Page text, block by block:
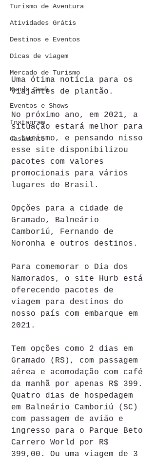
Turismo de Aventura
Atividades Grátis
Destinos e Eventos
Dicas de viagem
Mercado de Turismo
Mundo Geek
Eventos e Shows
Instagram
Casamento
Uma ótima notícia para os
viajantes de plantão.
No próximo ano, em 2021, a
situação estará melhor para
o turismo, e pensando nisso
esse site disponibilizou
pacotes com valores
promocionais para vários
lugares do Brasil.
Opções para a cidade de
Gramado, Balneário
Camboriú, Fernando de
Noronha e outros destinos.
Para comemorar o Dia dos
Namorados, o site Hurb está
oferecendo pacotes de
viagem para destinos do
nosso país com embarque em
2021.
Tem opções como 2 dias em
Gramado (RS), com passagem
aérea e acomodação com café
da manhã por apenas R$ 399.
Quatro dias de hospedagem
em Balneário Camboriú (SC)
com passagem de avião e
ingresso para o Parque Beto
Carrero World por R$
399,00. Ou uma viagem de 3